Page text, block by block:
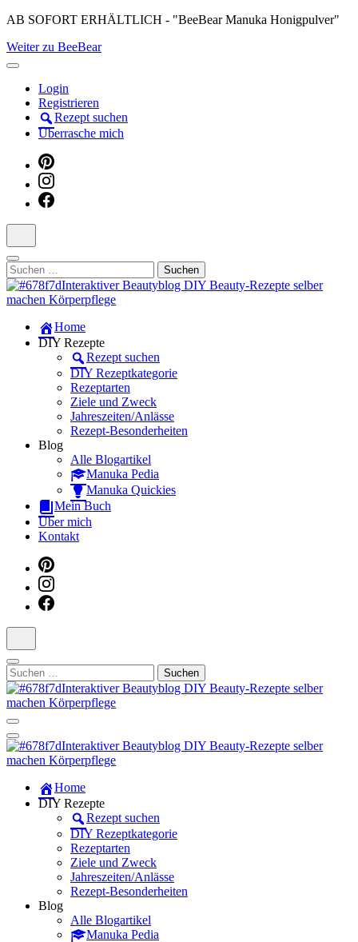
Skip
content
(Press
AB SOFORT ERHÄLTLICH - "BeeBear Manuka Honigpulver"
Weiter zu BeeBear
Login
Registrieren
Rezept suchen
Überrasche mich
Suchen
nach:
Manuka Magic – Natürlich schön:
Dein interaktiver DIY Beautyblog
Dein persönlicher interaktiver DIY Beautyblog
Home
DIY Rezepte
Rezept suchen
DIY Rezeptkategorie
Rezeptarten
Ziele und Zweck
Jahreszeiten/Anlässe
Rezept-Besonderheiten
Blog
Alle Blogartikel
Manuka Pedia
Manuka Quickies
Mein Buch
Über mich
Kontakt
Suchen
nach:
Manuka Magic – Natürlich schön:
Dein interaktiver DIY Beautyblog
Manuka Magic – Natürlich schön:
Dein interaktiver DIY Beautyblog
Dein persönlicher interaktiver DIY Beautyblog
Home
DIY Rezepte
Rezept suchen
DIY Rezeptkategorie
Rezeptarten
Ziele und Zweck
Jahreszeiten/Anlässe
Rezept-Besonderheiten
Blog
Alle Blogartikel
Manuka Pedia